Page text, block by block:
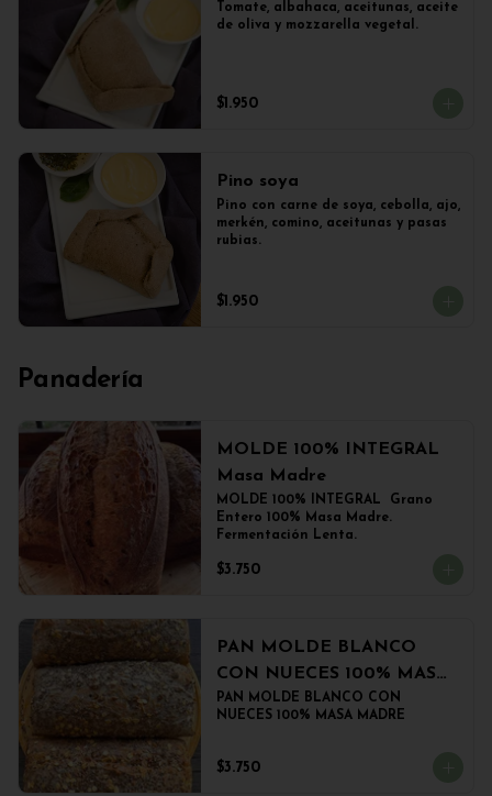
Tomate, albahaca, aceitunas, aceite
de oliva y mozzarella vegetal.
$1.950
Pino soya
Pino con carne de soya, cebolla, ajo,
merkén, comino, aceitunas y pasas
rubias.
$1.950
Panadería
MOLDE 100% INTEGRAL
Masa Madre
MOLDE 100% INTEGRAL  Grano
Entero 100% Masa Madre.
Fermentación Lenta.
$3.750
PAN MOLDE BLANCO
CON NUECES 100% MASA
MADRE
PAN MOLDE BLANCO CON
NUECES 100% MASA MADRE
$3.750